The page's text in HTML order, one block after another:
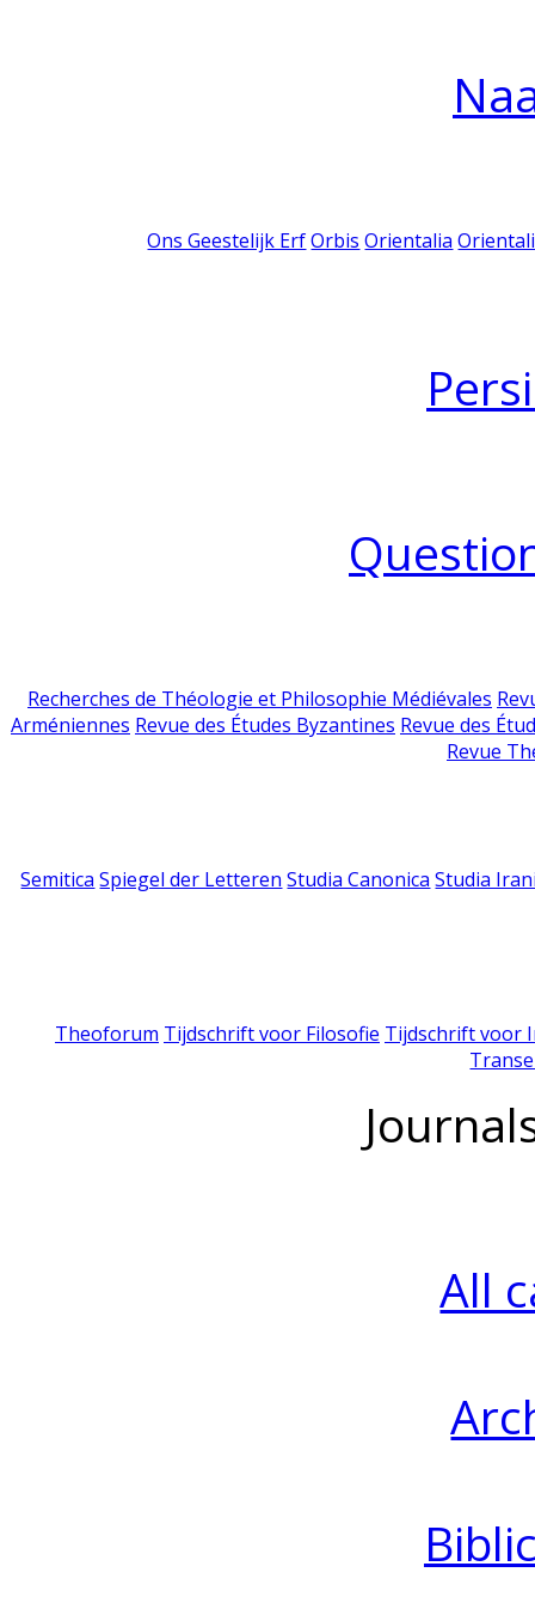
Ons Geestelijk Erf Orbis Orientalia
Recherches de Théologie et Philosophie Médiévales
Arméniennes Revue des Études Byzantines Revue des
Revue
Semitica Spiegel der Letteren Studia Canonica Studia
Theoforum Tijdschrift voor Filosofie Tijdschrift voor
All